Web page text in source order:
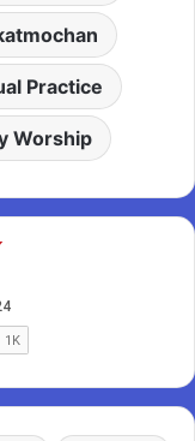
Practice
Worship